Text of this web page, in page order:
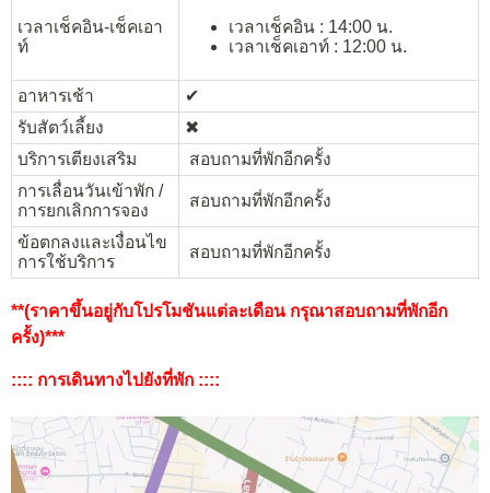
เวลาเช็คอิน-เช็คเอา
ท์
เวลาเช็คอิน : 14:00 น.
เวลาเช็คเอาท์ : 12:00 น.
อาหารเช้า
✔︎
รับสัตว์เลี้ยง
✖︎
บริการเตียงเสริม
สอบถามที่พักอีกครั้ง
การเลื่อนวันเข้าพัก /
การยกเลิกการจอง
สอบถามที่พักอีกครั้ง
ข้อตกลงและเงื่อนไข
การใช้บริการ
สอบถามที่พักอีกครั้ง
**(ราคาขึ้นอยู่กับโปรโมชันแต่ละเดือน กรุณาสอบถามที่พักอีก
ครั้ง)***
:::: การเดินทางไปยังที่พัก ::::